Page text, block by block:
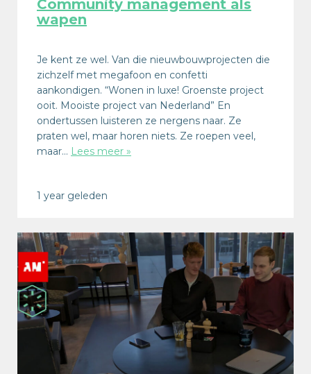
Community management als
wapen
Je kent ze wel. Van die nieuwbouwprojecten die
zichzelf met megafoon en confetti
aankondigen. “Wonen in luxe! Groenste project
ooit. Mooiste project van Nederland” En
ondertussen luisteren ze nergens naar. Ze
praten wel, maar horen niets. Ze roepen veel,
maar… Lees meer »
1 year geleden